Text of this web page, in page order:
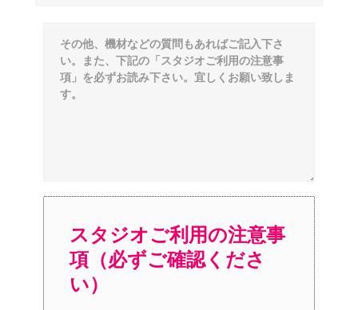
スタジオご利用の注意事
項（必ずご確認くださ
い）